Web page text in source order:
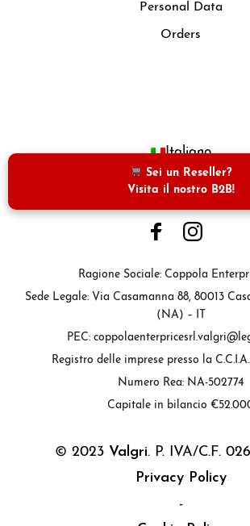
Personal Data
Orders
Italiano
Ragione Sociale: Coppola
Sede Legale: Via Casamanna 88, 80013
(NA) – IT
PEC:
Registro delle imprese presso la
Numero Rea: NA-502774
Capitale in bilancio
© 2023 Valgri. P. IVA/C.F.
Privacy Policy
-
Sei un Reseller?
Visita il nostro B2B!